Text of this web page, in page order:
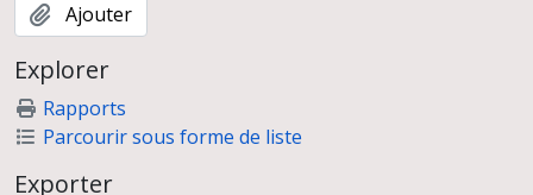
Ajouter
Explorer
Rapports
Parcourir sous forme de liste
Exporter